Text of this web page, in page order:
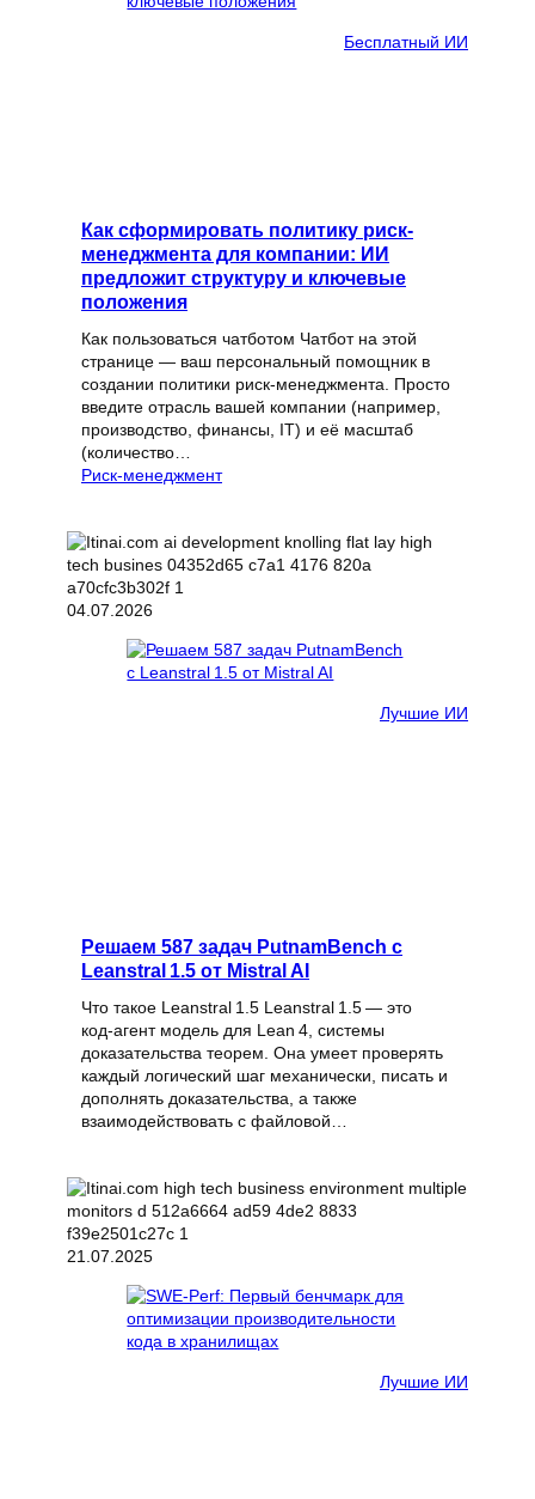
Бесплатный ИИ
Как сформировать политику риск-
менеджмента для компании: ИИ
предложит структуру и ключевые
положения
Как пользоваться чатботом Чатбот на этой
странице — ваш персональный помощник в
создании политики риск-менеджмента. Просто
введите отрасль вашей компании (например,
производство, финансы, IT) и её масштаб
(количество…
Риск-менеджмент
04.07.2026
Лучшие ИИ
Решаем 587 задач PutnamBench с
Leanstral 1.5 от Mistral AI
Что такое Leanstral 1.5 Leanstral 1.5 — это
код‑агент модель для Lean 4, системы
доказательства теорем. Она умеет проверять
каждый логический шаг механически, писать и
дополнять доказательства, а также
взаимодействовать с файловой…
21.07.2025
Лучшие ИИ